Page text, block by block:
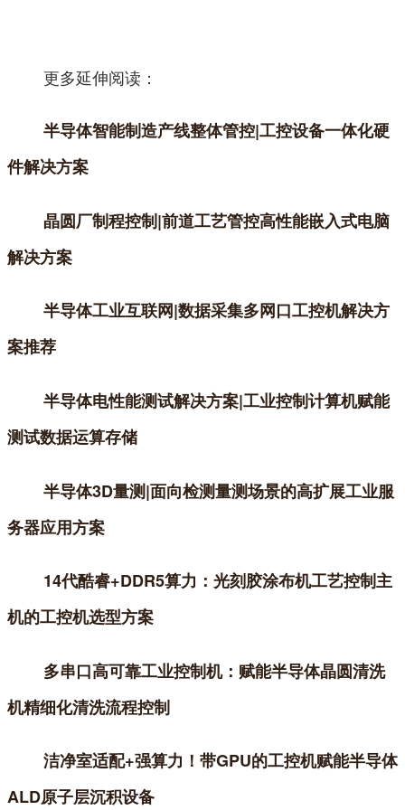
更多延伸阅读：
半导体智能制造产线整体管控|工控设备一体化硬
件解决方案
晶圆厂制程控制|前道工艺管控高性能嵌入式电脑
解决方案
半导体工业互联网|数据采集多网口工控机解决方
案推荐
半导体电性能测试解决方案|工业控制计算机赋能
测试数据运算存储
半导体3D量测|面向检测量测场景的高扩展工业服
务器应用方案
14代酷睿+DDR5算力：光刻胶涂布机工艺控制主
机的工控机选型方案
多串口高可靠工业控制机：赋能半导体晶圆清洗
机精细化清洗流程控制
洁净室适配+强算力！带GPU的工控机赋能半导体
ALD原子层沉积设备